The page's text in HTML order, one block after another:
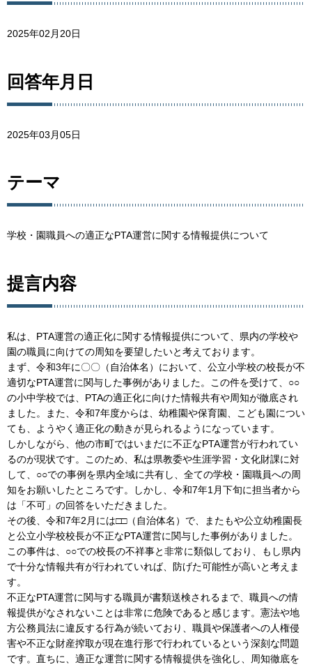
2025年02月20日
回答年月日
2025年03月05日
テーマ
学校・園職員への適正なPTA運営に関する情報提供について
提言内容
私は、PTA運営の適正化に関する情報提供について、県内の学校や
園の職員に向けての周知を要望したいと考えております。
まず、令和3年に〇〇（自治体名）において、公立小学校の校長が不
適切なPTA運営に関与した事例がありました。この件を受けて、○○
の小中学校では、PTAの適正化に向けた情報共有や周知が徹底され
ました。また、令和7年度からは、幼稚園や保育園、こども園につい
ても、ようやく適正化の動きが見られるようになっています。
しかしながら、他の市町ではいまだに不正なPTA運営が行われてい
るのが現状です。このため、私は県教委や生涯学習・文化財課に対
して、○○での事例を県内全域に共有し、全ての学校・園職員への周
知をお願いしたところです。しかし、令和7年1月下旬に担当者から
は「不可」の回答をいただきました。
その後、令和7年2月には□□（自治体名）で、またもや公立幼稚園長
と公立小学校校長が不正なPTA運営に関与した事例がありました。
この事件は、○○での校長の不祥事と非常に類似しており、もし県内
で十分な情報共有が行われていれば、防げた可能性が高いと考えま
す。
不正なPTA運営に関与する職員が書類送検されるまで、職員への情
報提供がなされないことは非常に危険であると感じます。憲法や地
方公務員法に違反する行為が続いており、職員や保護者への人権侵
害や不正な財産搾取が現在進行形で行われているという深刻な問題
です。直ちに、適正な運営に関する情報提供を強化し、周知徹底を